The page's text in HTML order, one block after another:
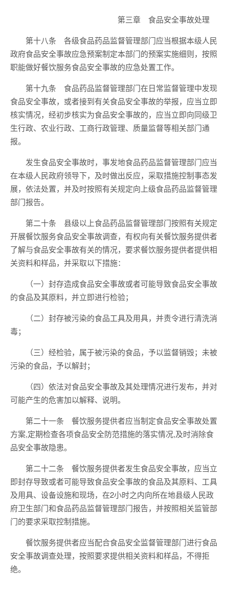
第三章 食品安全事故处理
第十八条 各级食品药品监督管理部门应当根据本级人民
政府食品安全事故应急预案制定本部门的预案实施细则，按照
职能做好餐饮服务食品安全事故的应急处置工作。
第十九条 食品药品监督管理部门在日常监督管理中发现
食品安全事故，或者接到有关食品安全事故的举报，应当立即
核实情况，经初步核实为食品安全事故的，应当立即向同级卫
生行政、农业行政、工商行政管理、质量监督等相关部门通
报。
发生食品安全事故时，事发地食品药品监督管理部门应当
在本级人民政府领导下，及时做出反应，采取措施控制事态发
展，依法处置，并及时按照有关规定向上级食品药品监督管理
部门报告。
第二十条 县级以上食品药品监督管理部门按照有关规定
开展餐饮服务食品安全事故调查，有权向有关餐饮服务提供者
了解与食品安全事故有关的情况，要求餐饮服务提供者提供相
关资料和样品，并采取以下措施：
（一）封存造成食品安全事故或者可能导致食品安全事故
的食品及其原料，并立即进行检验；
（二）封存被污染的食品工具及用具，并责令进行清洗消
毒；
（三）经检验，属于被污染的食品，予以监督销毁；未被
污染的食品，予以解封；
（四）依法对食品安全事故及其处理情况进行发布，并对
可能产生的危害加以解释、说明。
第二十一条 餐饮服务提供者应当制定食品安全事故处置
方案,定期检查各项食品安全防范措施的落实情况,及时消除食
品安全事故隐患。
第二十二条 餐饮服务提供者发生食品安全事故，应当立
即封存导致或者可能导致食品安全事故的食品及其原料、工具
及用具、设备设施和现场，在2小时之内向所在地县级人民政
府卫生部门和食品药品监督管理部门报告，并按照相关监管部
门的要求采取控制措施。
餐饮服务提供者应当配合食品安全监督管理部门进行食品
安全事故调查处理，按照要求提供相关资料和样品，不得拒
绝。